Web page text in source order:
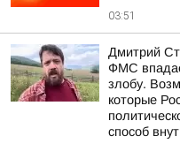
03:51
Дмитрий
ФМС
злобу.
которые
способ